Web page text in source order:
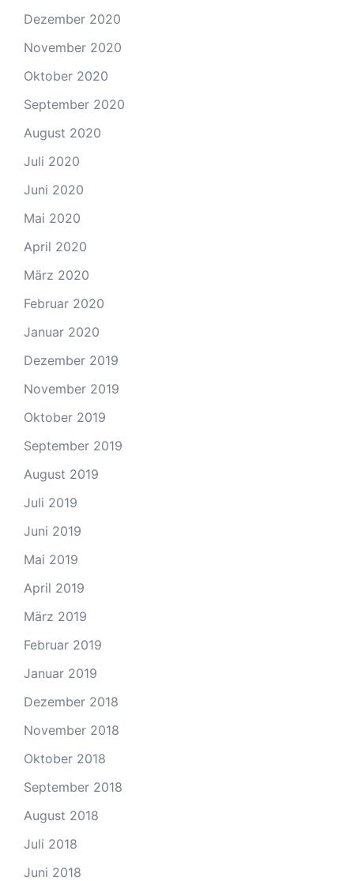
Dezember 2020
November 2020
Oktober 2020
September 2020
August 2020
Juli 2020
Juni 2020
Mai 2020
April 2020
März 2020
Februar 2020
Januar 2020
Dezember 2019
November 2019
Oktober 2019
September 2019
August 2019
Juli 2019
Juni 2019
Mai 2019
April 2019
März 2019
Februar 2019
Januar 2019
Dezember 2018
November 2018
Oktober 2018
September 2018
August 2018
Juli 2018
Juni 2018